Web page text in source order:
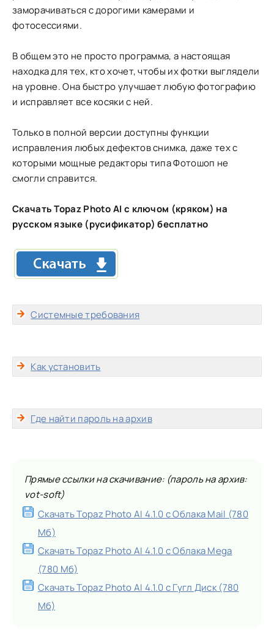
заморачиваться с дорогими камерами и
фотосессиями.
В общем это не просто программа, а настоящая
находка для тех, кто хочет, чтобы их фотки выглядели
на уровне. Она быстро улучшает любую фотографию
и исправляет все косяки с ней.
Только в полной версии доступны функции
исправления любых дефектов снимка, даже тех с
которыми мощные редакторы типа Фотошоп не
смогли справится.
Скачать Topaz Photo AI с ключом (кряком) на
русском языке (русификатор) бесплатно
Системные требования
Как установить
Где найти пароль на архив
Прямые ссылки на скачивание: (пароль на архив:
vot-soft)
Скачать Topaz Photo AI 4.1.0 с Облака Mail (780
Мб)
Скачать Topaz Photo AI 4.1.0 с Облака Mega
(780 Мб)
Скачать Topaz Photo AI 4.1.0 с Гугл Диск (780
Мб)